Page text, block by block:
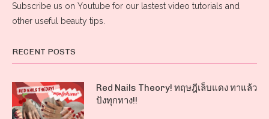
Subscribe us on Youtube for our lastest video tutorials and
other useful beauty tips.
RECENT POSTS
Red Nails Theory! ทฤษฎีเล็บแดง ทาแล้ว
ปังทุกทาง!!